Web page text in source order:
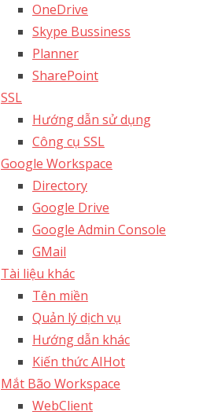
OneDrive
Skype Bussiness
Planner
SharePoint
SSL
Hướng dẫn sử dụng
Công cụ SSL
Google Workspace
Directory
Google Drive
Google Admin Console
GMail
Tài liệu khác
Tên miền
Quản lý dịch vụ
Hướng dẫn khác
Kiến thức AIHot
Mắt Bão Workspace
WebClient